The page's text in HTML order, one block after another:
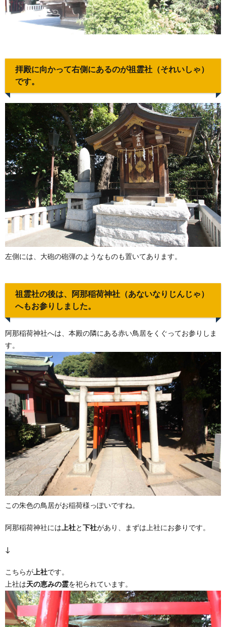
拝殿に向かって右側にあるのが祖霊社（それいしゃ）
です。
左側には、大砲の砲弾のようなものも置いてあります。
祖霊社の後は、阿那稲荷神社（あないなりじんじゃ）
へもお参りしました。
阿那稲荷神社へは、本殿の隣にある赤い鳥居をくぐってお参りしま
す。
この朱色の鳥居がお稲荷様っぽいですね。
阿那稲荷神社には 上社と 下社があり、まずは上社にお参りです。
↓
こちらが 上社です。
上社は天の恵みの霊を祀られています。